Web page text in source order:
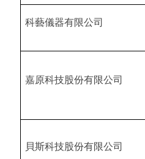
科藝儀器有限公司
嘉原科技股份有限公司
貝斯科技股份有限公司